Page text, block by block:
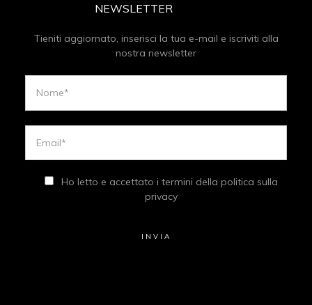
NEWSLETTER
Tieniti aggiornato, inserisci la tua e-mail e iscriviti alla
nostra newsletter
Ho letto e accettato i termini della politica sulla
privacy